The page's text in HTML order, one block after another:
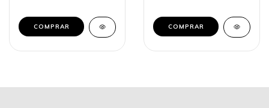
COMPRAR COMPRAR